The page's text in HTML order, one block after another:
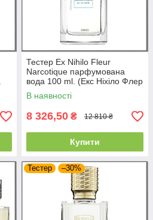
Тестер Ex Nihilo Fleur
Narcotique парфумована
вода 100 ml. (Екс Ніхіло Флер
Наркотік)
В наявності
8 326,50 ₴ 12 810 ₴
Купити
Тестер –30%